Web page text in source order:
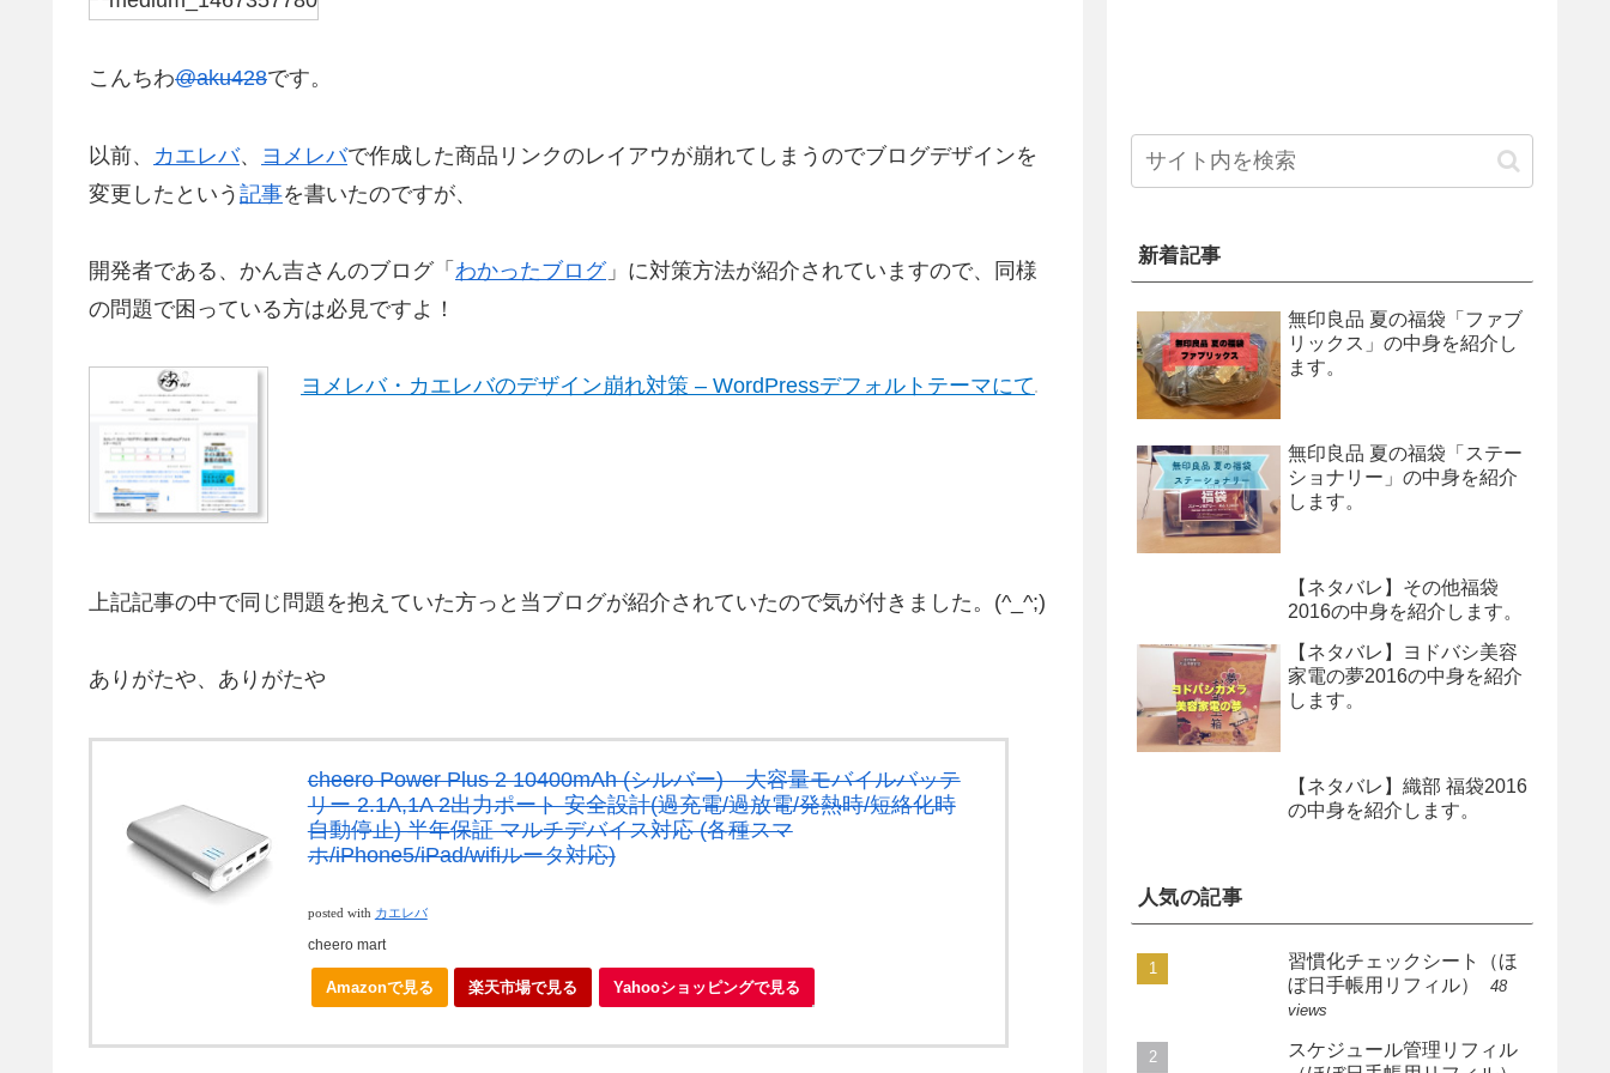
こんちわ@aku428です。
以前、 カエレバ、 ヨメレバで作成した商品リンクのレイアウが崩れてしまうのでブログデザインを
変更したという 記事を書いたのですが、
開発者である、かん吉さんのブログ「 わかったブログ」に対策方法が紹介されていますので、同様
の問題で困っている方は必見ですよ！
ヨメレバ・カエレバのデザイン崩れ対策 – WordPressデフォルトテーマにて
上記記事の中で同じ問題を抱えていた方っと当ブログが紹介されていたので気が付きました。(^_^;)
ありがたや、ありがたや
cheero Power Plus 2 10400mAh (シルバー) 大容量モバイルバッテ
リー 2.1A,1A 2出力ポート 安全設計(過充電/過放電/発熱時/短絡化時
自動停止) 半年保証 マルチデバイス対応 (各種スマ
ホ/iPhone5/iPad/wifiルータ対応)
posted with カエレバ
cheero mart
Amazonで見る 楽天市場で見る Yahooショッピングで見る
新着記事
無印良品 夏の福袋「ファブ
リックス」の中身を紹介し
ます。
無印良品 夏の福袋「ステー
ショナリー」の中身を紹介
します。
【ネタバレ】その他福袋
2016の中身を紹介します。
【ネタバレ】ヨドバシ美容
家電の夢2016の中身を紹介
します。
【ネタバレ】織部 福袋2016
の中身を紹介します。
人気の記事
習慣化チェックシート（ほ
ぼ日手帳用リフィル）
48
views
スケジュール管理リフィル